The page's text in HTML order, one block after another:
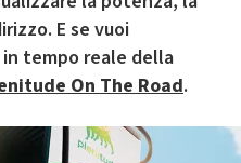
E se vuoi
tempo reale della
On The Road.